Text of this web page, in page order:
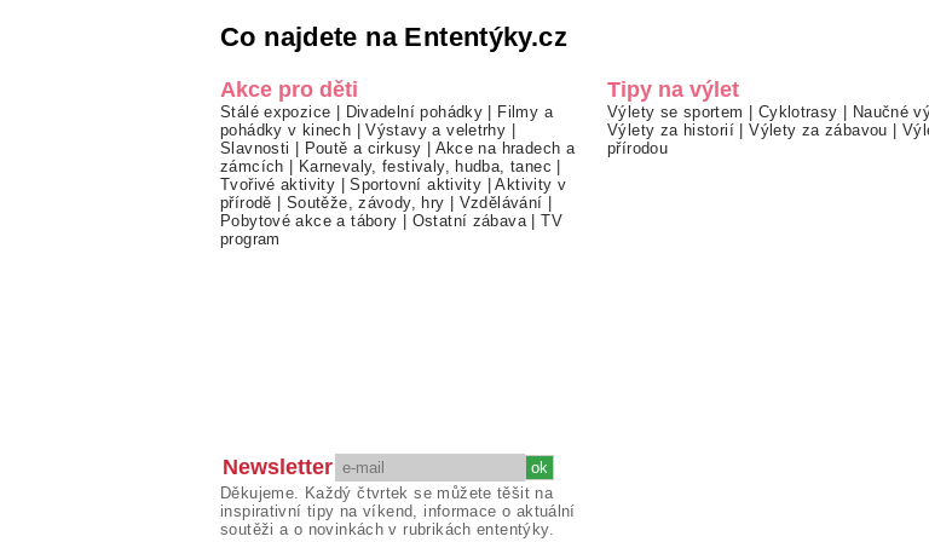
Co najdete na Ententýky.cz
Akce pro děti
Stálé expozice | Divadelní pohádky | Filmy a
pohádky v kinech |Výstavy a veletrhy |
Slavnosti | Poutě a cirkusy | Akce na hradech a
zámcích | Karnevaly, festivaly, hudba, tanec |
Tvořivé aktivity |Sportovní aktivity |Aktivity v
přírodě | Soutěže, závody, hry | Vzdělávání |
Pobytové akce a tábory | Ostatní zábava |TV
program
Tipy na výlet
Výlety se sportem | Cyklotrasy | Naučné
Výlety za historií |Výlety za zábavou |
přírodou
Newsletter
Děkujeme. Každý čtvrtek se můžete těšit na
inspirativní tipy na víkend, informace o aktuální
soutěži a o novinkách v rubrikách ententýky.